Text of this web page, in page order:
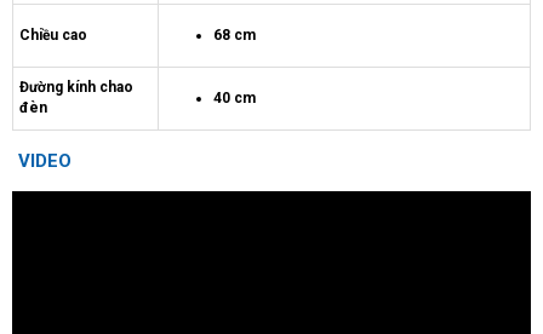
Chiều cao 68 cm
Đường kính chao
đèn
40 cm
VIDEO